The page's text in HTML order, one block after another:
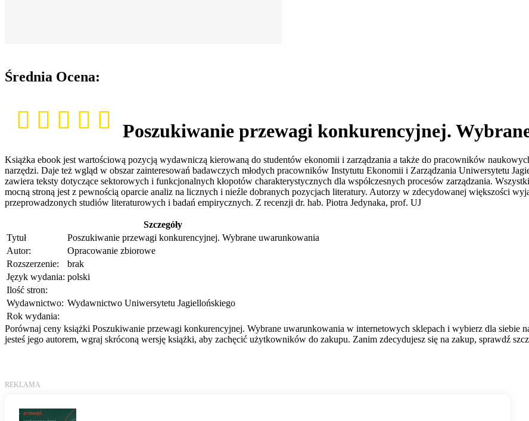
Średnia Ocena:
Poszukiwanie przewagi konkurencyjnej.
Książka ebook jest wartościową pozycją wydawniczą kierowaną do studentów ekonomii i zarządzania a także do pracowników
narzędzi. Daje też wgląd w obszar zainteresowań badawczych młodych pracowników Instytutu Ekonomii i Zarządzania Uniwersytetu
zawiera teksty dotyczące sektorowych i funkcjonalnych kłopotów charakterystycznych dla współczesnych procesów zarządzania.
mocną stroną jest z pewnością oparcie analiz na licznych i nieźle dobranych pozycjach literatury. Autorzy w zdecydowanej większości
przeprowadzonych studiów literaturowych i badań empirycznych. Z recenzji dr. hab. Piotra Jedynaka, prof. UJ
Szczegóły
Tytuł
Poszukiwanie przewagi konkurencyjnej. Wybrane uwarunkowania
Autor:
Opracowanie zbiorowe
Rozszerzenie:
brak
Język wydania: polski
Ilość stron:
Wydawnictwo: Wydawnictwo Uniwersytetu Jagiellońskiego
Rok wydania:
Porównaj ceny książki Poszukiwanie przewagi konkurencyjnej. Wybrane uwarunkowania w internetowych sklepach i wybierz dla siebie
jesteś jego autorem, wgraj skróconą wersję książki, aby zachęcić użytkowników do zakupu. Zanim zdecydujesz się na zakup, sprawdź